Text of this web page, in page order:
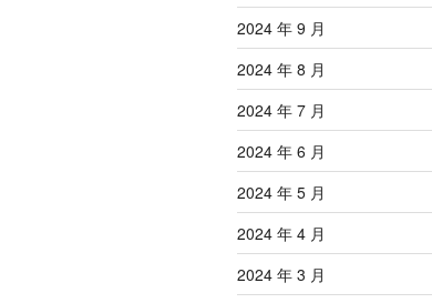
2024 年 9 月
2024 年 8 月
2024 年 7 月
2024 年 6 月
2024 年 5 月
2024 年 4 月
2024 年 3 月